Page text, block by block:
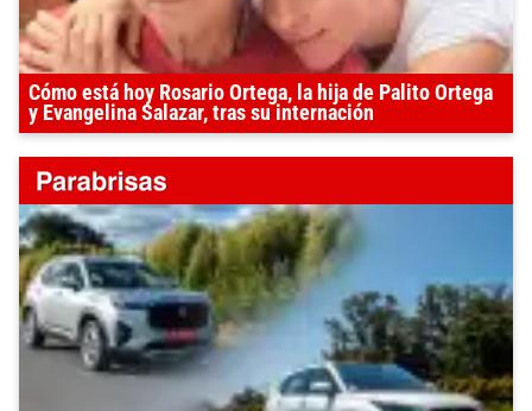
Cómo está hoy Rosario Ortega, la hija de Palito Ortega
y Evangelina Salazar, tras su internación